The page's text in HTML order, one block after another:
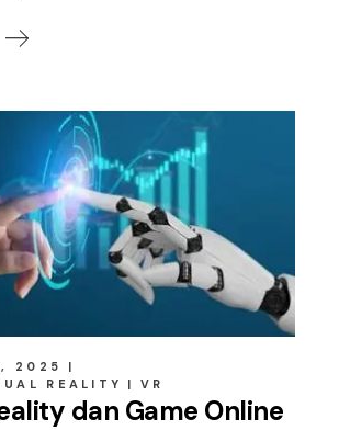
2025
REALITY VR
dan Game Online